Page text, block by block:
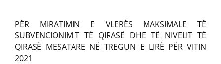
PËR MIRATIMIN E VLERËS MAKSIMALE TË
SUBVENCIONIMIT TË QIRASË DHE TË NIVELIT TË
QIRASË MESATARE NË TREGUN E LIRË PËR VITIN
2021